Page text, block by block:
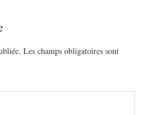
Les champs obligatoires sont